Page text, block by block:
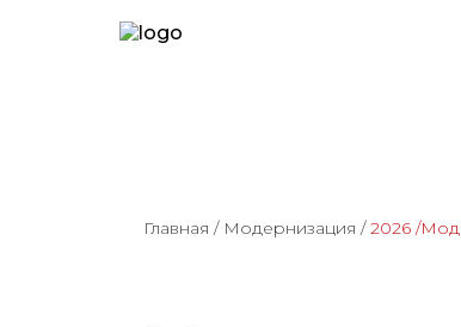
Главная / Модернизация /2026 /